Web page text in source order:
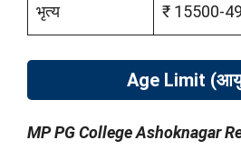
भृत्य ₹ 15500-
Age Limit
MP PG College Ashoknagar